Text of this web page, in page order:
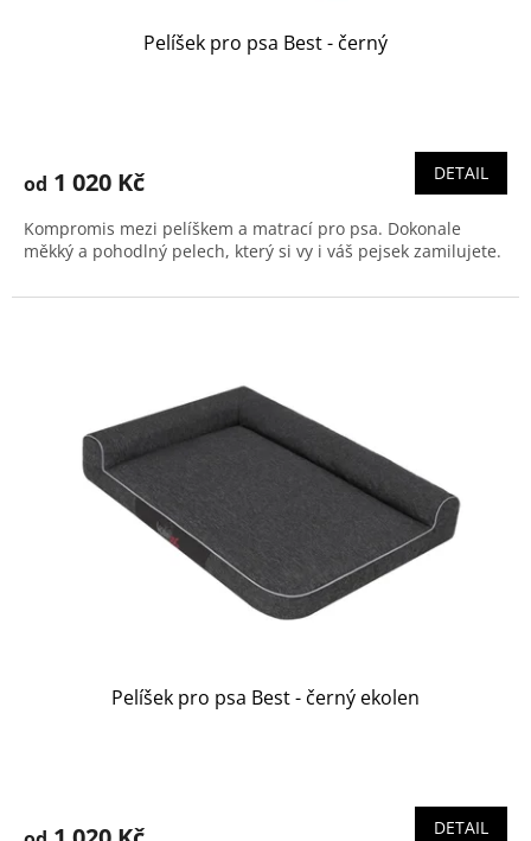
Pelíšek pro psa Best - černý
od 1 020 Kč DETAIL
Kompromis mezi pelíškem a matrací pro psa. Dokonale
měkký a pohodlný pelech, který si vy i váš pejsek zamilujete.
Pelíšek pro psa Best - černý ekolen
DETAIL